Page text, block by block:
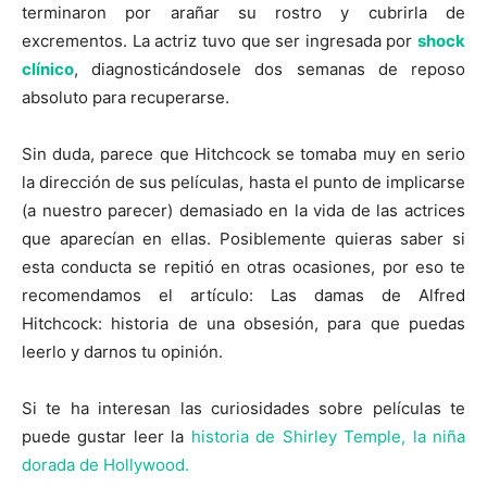
terminaron por arañar su rostro y cubrirla de
excrementos. La actriz tuvo que ser ingresada por shock
clínico, diagnosticándosele dos semanas de reposo
absoluto para recuperarse.
Sin duda, parece que Hitchcock se tomaba muy en serio
la dirección de sus películas, hasta el punto de implicarse
(a nuestro parecer) demasiado en la vida de las actrices
que aparecían en ellas. Posiblemente quieras saber si
esta conducta se repitió en otras ocasiones, por eso te
recomendamos el artículo: Las damas de Alfred
Hitchcock: historia de una obsesión, para que puedas
leerlo y darnos tu opinión.
Si te ha interesan las curiosidades sobre películas te
puede gustar leer la historia de Shirley Temple, la niña
dorada de Hollywood.